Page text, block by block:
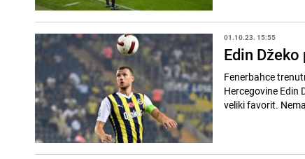
01.10.23. 15:55
Edin
Fenerbahce
Hercegovine Edin
veliki favorit.